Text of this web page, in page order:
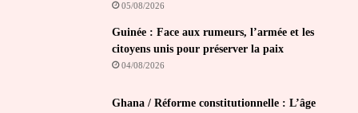
05/08/2026
Guinée : Face aux rumeurs, l’armée et les
citoyens unis pour préserver la paix
04/08/2026
Ghana / Réforme constitutionnelle : L’âge